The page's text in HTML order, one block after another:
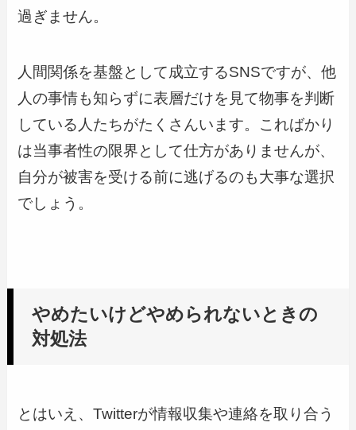
過ぎません。
人間関係を基盤として成立するSNSですが、他
人の事情も知らずに表層だけを見て物事を判断
している人たちがたくさんいます。こればかり
は当事者性の限界として仕方がありませんが、
自分が被害を受ける前に逃げるのも大事な選択
でしょう。
やめたいけどやめられないときの
対処法
とはいえ、Twitterが情報収集や連絡を取り合う